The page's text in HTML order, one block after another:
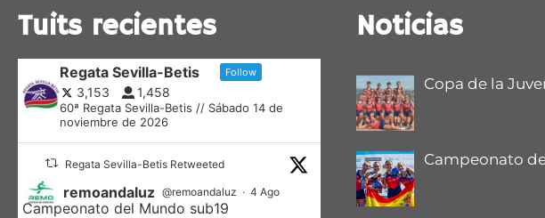
Tuits recientes
Regata Sevilla-Betis Follow
3,153 1,458
60ª Regata Sevilla-Betis // Sábado 14 de
noviembre de 2026
Regata Sevilla-Betis Retweeted
remoandaluz @remoandaluz · 4 Ago
Campeonato del Mundo sub19
Noticias
Copa de la
Campeonato